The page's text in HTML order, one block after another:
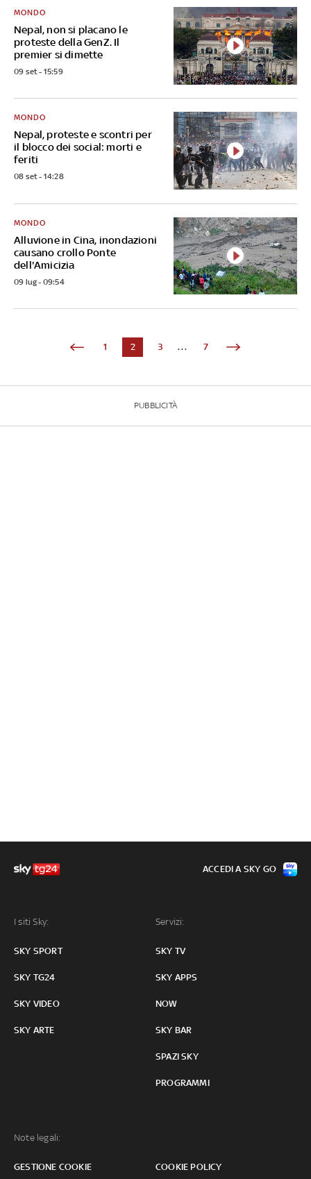
Nepal, non si placano le
proteste della GenZ. Il
premier si dimette
MONDO
09 set - 15:59
Nepal, proteste e scontri per
il blocco dei social: morti e
feriti
MONDO
08 set - 14:28
Alluvione in Cina, inondazioni
causano crollo Ponte
dell'Amicizia
MONDO
09 lug - 09:54
1 2 3 ... 7
PUBBLICITÀ
I siti Sky:
SKY SPORT
SKY TG24
SKY VIDEO
SKY ARTE
Servizi:
SKY TV
SKY APPS
NOW
SKY BAR
SPAZI SKY
PROGRAMMI
Note legali:
GESTIONE COOKIE COOKIE POLICY
ACCEDI A SKY GO